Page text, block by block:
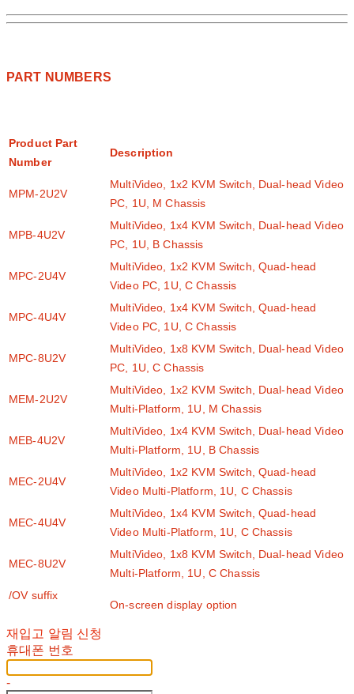
PART NUMBERS
Product Part
Number
Description
MPM-2U2V
MultiVideo, 1x2 KVM Switch, Dual-head Video
PC, 1U, M Chassis
MPB-4U2V
MultiVideo, 1x4 KVM Switch, Dual-head Video
PC, 1U, B Chassis
MPC-2U4V
MultiVideo, 1x2 KVM Switch, Quad-head
Video PC, 1U, C Chassis
MPC-4U4V
MultiVideo, 1x4 KVM Switch, Quad-head
Video PC, 1U, C Chassis
MPC-8U2V
MultiVideo, 1x8 KVM Switch, Dual-head Video
PC, 1U, C Chassis
MEM-2U2V
MultiVideo, 1x2 KVM Switch, Dual-head Video
Multi-Platform, 1U, M Chassis
MEB-4U2V
MultiVideo, 1x4 KVM Switch, Dual-head Video
Multi-Platform, 1U, B Chassis
MEC-2U4V
MultiVideo, 1x2 KVM Switch, Quad-head
Video Multi-Platform, 1U, C Chassis
MEC-4U4V
MultiVideo, 1x4 KVM Switch, Quad-head
Video Multi-Platform, 1U, C Chassis
MEC-8U2V
MultiVideo, 1x8 KVM Switch, Dual-head Video
Multi-Platform, 1U, C Chassis
/OV suffix
On-screen display option
재입고 알림 신청
휴대폰 번호
-